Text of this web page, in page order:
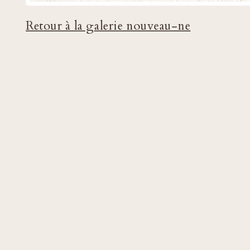
Retour à la galerie nouveau-ne